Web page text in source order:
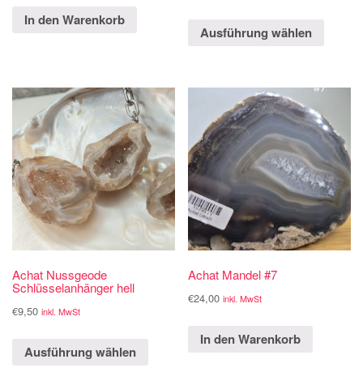
In den Warenkorb
Ausführung wählen
Achat Nussgeode
Schlüsselanhänger hell
€9,50 inkl. MwSt
Ausführung wählen
Achat Mandel #7
€24,00 inkl. MwSt
In den Warenkorb